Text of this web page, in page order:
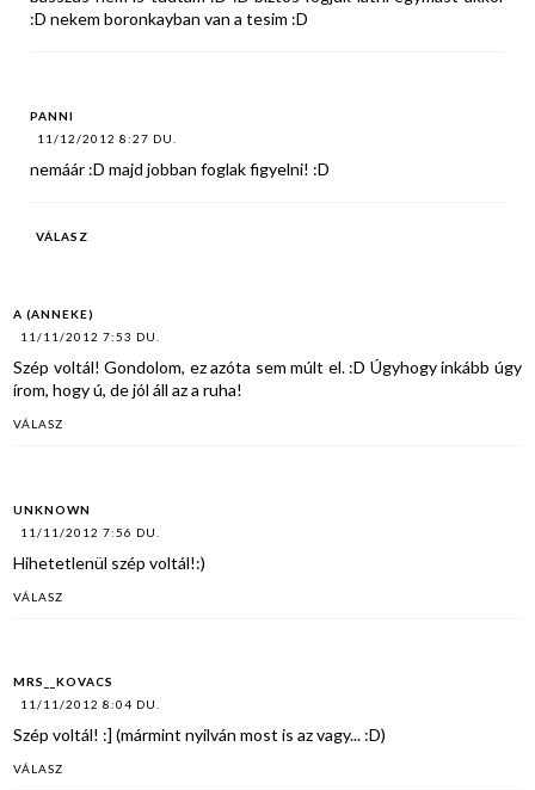
:D nekem boronkayban van a tesim :D
PANNI
11/12/2012 8:27 DU.
nemáár :D majd jobban foglak figyelni! :D
VÁLASZ
A (ANNEKE)
11/11/2012 7:53 DU.
Szép voltál! Gondolom, ez azóta sem múlt el. :D Úgyhogy inkább úgy
írom, hogy ú, de jól áll az a ruha!
VÁLASZ
UNKNOWN
11/11/2012 7:56 DU.
Hihetetlenül szép voltál!:)
VÁLASZ
MRS__KOVACS
11/11/2012 8:04 DU.
Szép voltál! :] (mármint nyilván most is az vagy... :D)
VÁLASZ